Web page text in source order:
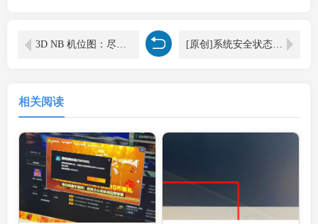
[原创]系统安全状态检测工具 v1.0 - 精准检测 TPM / UEFI / 安全启动 / 虚拟化 [原创首发]
相关阅读